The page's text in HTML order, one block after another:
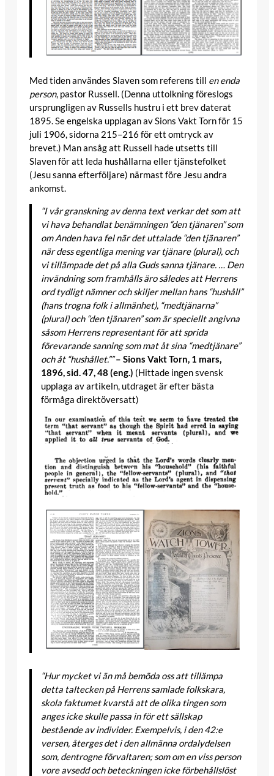
Med tiden användes Slaven som referens till en enda
person, pastor Russell. (Denna uttolkning föreslogs
ursprungligen av Russells hustru i ett brev daterat
1895. Se engelska upplagan av Sions Vakt Torn för 15
juli 1906, sidorna 215–216 för ett omtryck av
brevet.) Man ansåg att Russell hade utsetts till
Slaven för att leda hushållarna eller tjänstefolket
(Jesu sanna efterföljare) närmast före Jesu andra
ankomst.
“I vår granskning av denna text verkar det som att
vi hava behandlat benämningen “den tjänaren” som
om Anden hava fel när det uttalade “den tjänaren”
när dess egentliga mening var tjänare (plural), och
vi tillämpade det på alla Guds sanna tjänare. … Den
invändning som framhålls äro således att Herrens
ord tydligt nämner och skiljer mellan hans “hushåll”
(hans trogna folk i allmänhet), “medtjänarna”
(plural) och “den tjänaren” som är speciellt angivna
såsom Herrens representant för att sprida
förevarande sanning som mat åt sina “medtjänare”
och åt “hushållet.””– Sions Vakt Torn, 1 mars,
1896, sid. 47, 48 (eng.) (Hittade ingen svensk
upplaga av artikeln, utdraget är efter bästa
förmåga direktöversatt)
“Hur mycket vi än må bemöda oss att tillämpa
detta taltecken på Herrens samlade folkskara,
skola faktumet kvarstå att de olika tingen som
anges icke skulle passa in för ett sällskap
bestående av individer. Exempelvis, i den 42:e
versen, återges det i den allmänna ordalydelsen
som, dentrogne förvaltaren; som om en viss person
vore avsedd och beteckningen icke förbehållslöst